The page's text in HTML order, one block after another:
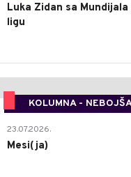
Luka Zidan sa
ligu
KOLUMNA -
23.07.2026.
Mesi(ja)